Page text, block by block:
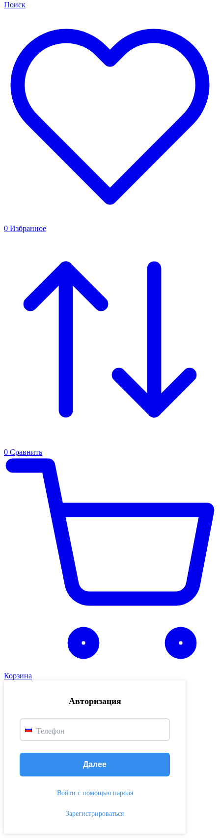
Поиск
0 Избранное
0 Сравнить
Корзина
Авторизация
Телефон
Далее
Войти с помощью пароля
Зарегистрироваться